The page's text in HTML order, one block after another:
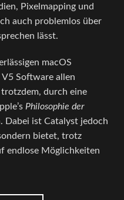
Pixelmapping und
auch problemlos über
lässt.
macOS
Software allen
durch eine
Philosophie der
Dabei ist Catalyst jedoch
bietet, trotz
endlose Möglichkeiten